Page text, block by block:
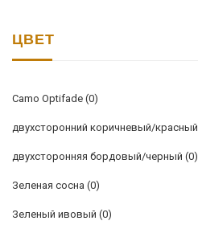
ЦВЕТ
Camo Optifade (0)
двухсторонний коричневый/красный
двухсторонняя бордовый/черный (0)
Зеленая сосна (0)
Зеленый ивовый (0)